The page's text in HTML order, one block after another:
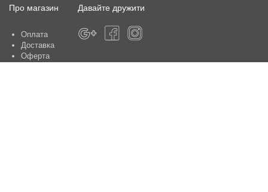
Про магазин
Оплата
Доставка
Оферта
Давайте дружити